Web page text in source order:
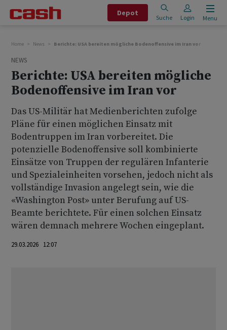
Depot
Suche Login Menu
Home News Berichte: USA bereiten mögliche Bodenoffensive im Iran vor
NEWS
Berichte: USA bereiten mögliche
Bodenoffensive im Iran vor
Das US-Militär hat Medienberichten zufolge
Pläne für einen möglichen Einsatz mit
Bodentruppen im Iran vorbereitet. Die
potenzielle Bodenoffensive soll kombinierte
Einsätze von Truppen der regulären Infanterie
und Spezialeinheiten vorsehen, jedoch nicht als
vollständige Invasion angelegt sein, wie die
«Washington Post» unter Berufung auf US-
Beamte berichtete. Für einen solchen Einsatz
wären demnach mehrere Wochen eingeplant.
29.03.2026 12:07